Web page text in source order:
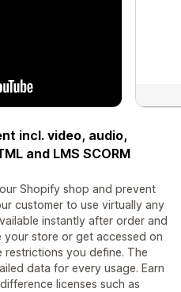
incl. video, audio,
and LMS SCORM
Shopify shop and prevent
customer to use virtually any
instantly after order and
store or get accessed on
restrictions you define. The
data for every usage. Earn
licenses such as